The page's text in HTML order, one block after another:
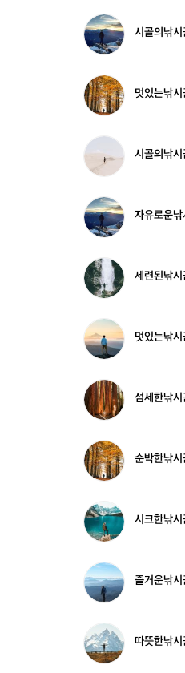
4
4
시
꾼
8
1
3
시
골
의
시
꾼
4
2
6
시골의낚
멋
있
는
시
꾼
3
9
5
멋있는낚
시
골
의
시
꾼
4
8
4
시골의낚
자
유
로
낚
시
꾼
2
3
8
자유로운
세
련
된
시
꾼
7
5
6
세련된낚
멋
있
는
시
꾼
3
7
9
멋있는낚
섬
세
한
시
꾼
5
6
2
섬세한낚
순
박
한
시
꾼
3
1
5
순박한낚
시
크
한
시
꾼
5
4
시크한낚
즐
거
운
시
꾼
5
즐거운낚
따
뜻
한
따뜻한낚